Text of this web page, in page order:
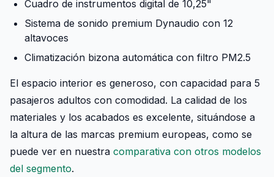
Cuadro de instrumentos digital de 10,25"
Sistema de sonido premium Dynaudio con 12
altavoces
Climatización bizona automática con filtro PM2.5
El espacio interior es generoso, con capacidad para 5
pasajeros adultos con comodidad. La calidad de los
materiales y los acabados es excelente, situándose a
la altura de las marcas premium europeas, como se
puede ver en nuestra comparativa con otros modelos
del segmento.